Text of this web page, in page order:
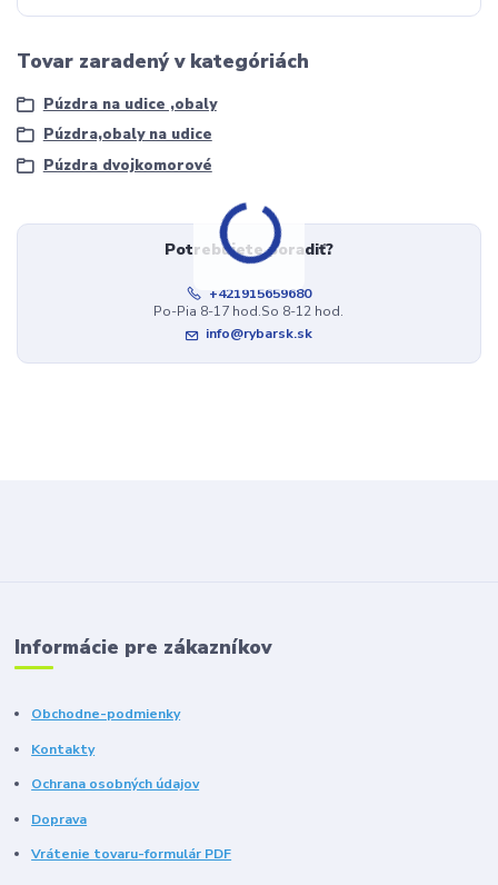
Tovar zaradený v kategóriách
Púzdra na udice ,obaly
Púzdra,obaly na udice
Púzdra dvojkomorové
Potrebujete poradiť?
+421915659680
Po-Pia 8-17 hod.So 8-12 hod.
info@rybarsk.sk
Informácie pre zákazníkov
Obchodne-podmienky
Kontakty
Ochrana osobných údajov
Doprava
Vrátenie tovaru-formulár PDF